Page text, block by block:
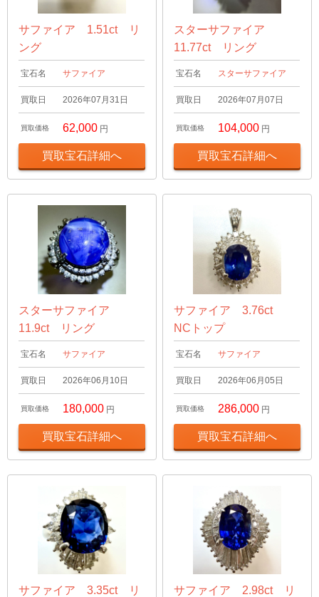
サファイア 1.51ct リ
ング
宝石名 サファイア
買取日 2026年07月31日
買取価格 62,000 円
買取宝石詳細へ
スターサファイア
11.77ct リング
宝石名 スターサファイア
買取日 2026年07月07日
買取価格 104,000 円
買取宝石詳細へ
スターサファイア
11.9ct リング
宝石名 サファイア
買取日 2026年06月10日
買取価格 180,000 円
買取宝石詳細へ
サファイア 3.76ct
NCトップ
宝石名 サファイア
買取日 2026年06月05日
買取価格 286,000 円
買取宝石詳細へ
サファイア 3.35ct リ
サファイア 2.98ct リ